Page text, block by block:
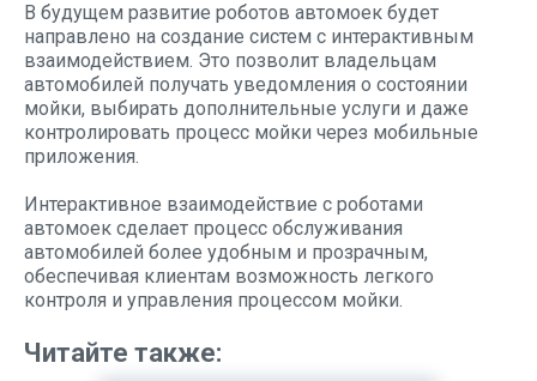
В будущем развитие роботов автомоек будет
направлено на создание систем с интерактивным
взаимодействием. Это позволит владельцам
автомобилей получать уведомления о состоянии
мойки, выбирать дополнительные услуги и даже
контролировать процесс мойки через мобильные
приложения.
Интерактивное взаимодействие с роботами
автомоек сделает процесс обслуживания
автомобилей более удобным и прозрачным,
обеспечивая клиентам возможность легкого
контроля и управления процессом мойки.
Читайте также: